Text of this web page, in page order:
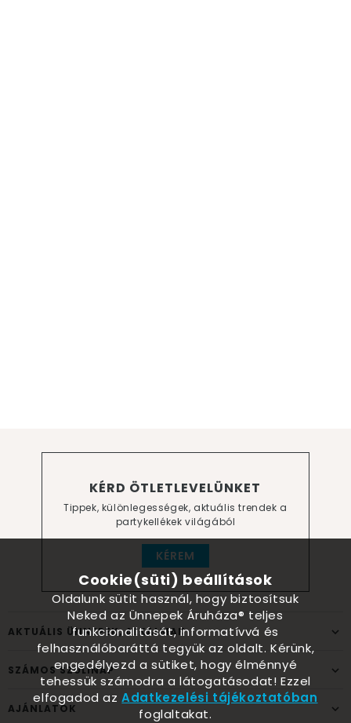
KÉRD ÖTLETLEVELÜNKET
Tippek, különlegességek, aktuális trendek a
partykellékek világából
KÉREM
AKTUÁLIS ÜNNEPEK, ALKALMAK
SZÁMOS SZÜLINAP
AJÁNLATOK
Cookie(süti) beállítások
Oldalunk sütit használ, hogy biztosítsuk
Neked az Ünnepek Áruháza® teljes
funkcionalitását, informatívvá és
felhasználóbaráttá tegyük az oldalt. Kérünk,
engedélyezd a sütiket, hogy élménnyé
tehessük számodra a látogatásodat! Ezzel
elfogadod azAdatkezelési tájékoztatóban
foglaltakat.